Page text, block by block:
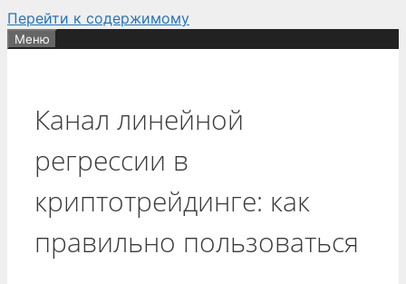
Перейти к содержимому
Меню
Канал линейной
регрессии в
криптотрейдинге: как
правильно пользоваться